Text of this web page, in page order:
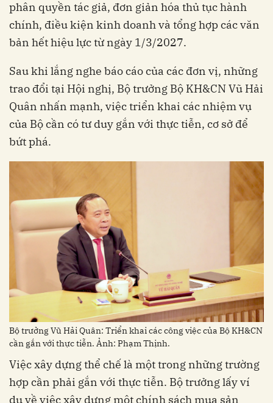
phân quyền tác giả, đơn giản hóa thủ tục hành
chính, điều kiện kinh doanh và tổng hợp các văn
bản hết hiệu lực từ ngày 1/3/2027.
Sau khi lắng nghe báo cáo của các đơn vị, những
trao đổi tại Hội nghị, Bộ trưởng Bộ KH&CN Vũ Hải
Quân nhấn mạnh, việc triển khai các nhiệm vụ
của Bộ cần có tư duy gắn với thực tiễn, cơ sở để
bứt phá.
Bộ trưởng Vũ Hải Quân: Triển khai các công việc của Bộ KH&CN
cần gắn với thực tiễn. Ảnh: Phạm Thịnh.
Việc xây dựng thể chế là một trong những trường
hợp cần phải gắn với thực tiễn. Bộ trưởng lấy ví
dụ về việc xây dựng một chính sách mua sản